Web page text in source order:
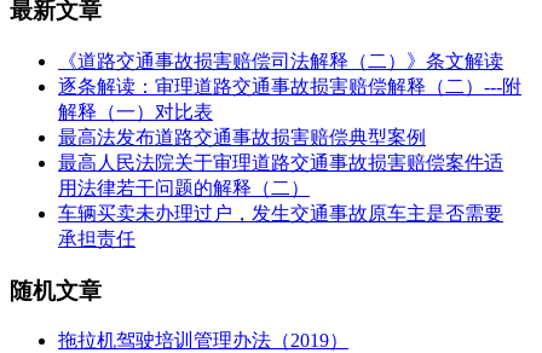
最新文章
《道路交通事故损害赔偿司法解释（二）》条文解读
逐条解读：审理道路交通事故损害赔偿解释（二）---附
解释（一）对比表
最高法发布道路交通事故损害赔偿典型案例
最高人民法院关于审理道路交通事故损害赔偿案件适
用法律若干问题的解释（二）
车辆买卖未办理过户，发生交通事故原车主是否需要
承担责任
随机文章
拖拉机驾驶培训管理办法（2019）